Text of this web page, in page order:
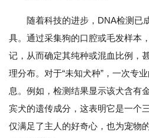
随着科技的进步，DNA检测已
具。通过采集狗的口腔或毛发样本
记，从而确定其纯种或混血比例，
理分布。对于“未知犬种”，一次专
息。例如，检测结果显示该犬含有
宾犬的遗传成分，这表明它是一个
仅满足了主人的好奇心，也为宠物